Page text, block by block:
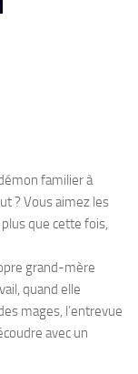
familier à
? Vous aimez les
que cette fois,
grand-mère
quand elle
mages, l’entrevue
avec un